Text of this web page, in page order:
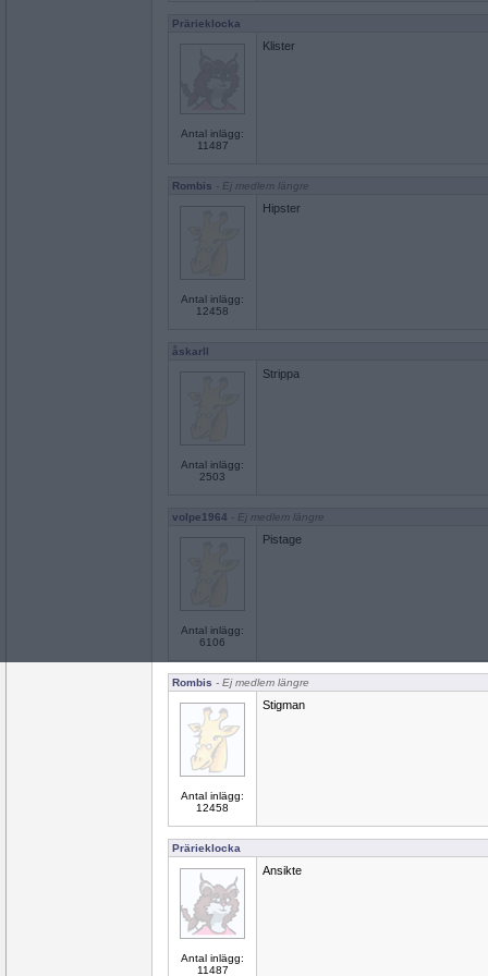
Prärieklocka
Antal inlägg:
11487
Klister
Rombis - Ej medlem längre
Antal inlägg:
12458
Hipster
åskarll
Antal inlägg:
2503
Strippa
volpe1964 - Ej medlem längre
Antal inlägg:
6106
Pistage
Rombis - Ej medlem längre
Antal inlägg:
12458
Stigman
Prärieklocka
Antal inlägg:
11487
Ansikte